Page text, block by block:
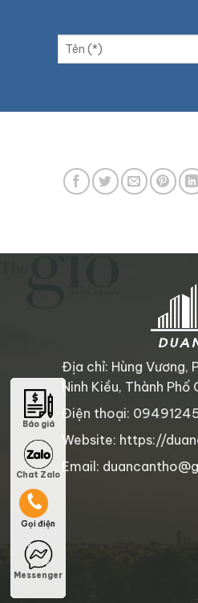
Địa chỉ: Hùng Vương,
Ninh Kiều, Thành Phố
Điện thoại:
Website: https://
Email:
Báo giá
Chat Zalo
Gọi điện
Messenger
Báo giá
Chat Zalo
Gọi điện
Messenger